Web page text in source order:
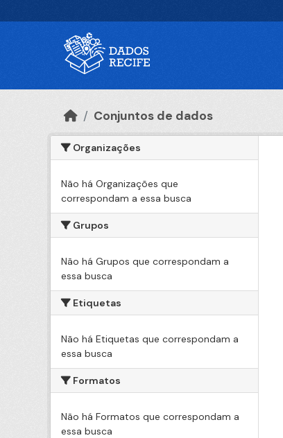
Conjuntos de dados
Organizações
Não há Organizações que
correspondam a essa busca
Grupos
Não há Grupos que correspondam a
essa busca
Etiquetas
Não há Etiquetas que correspondam a
essa busca
Formatos
Não há Formatos que correspondam a
essa busca